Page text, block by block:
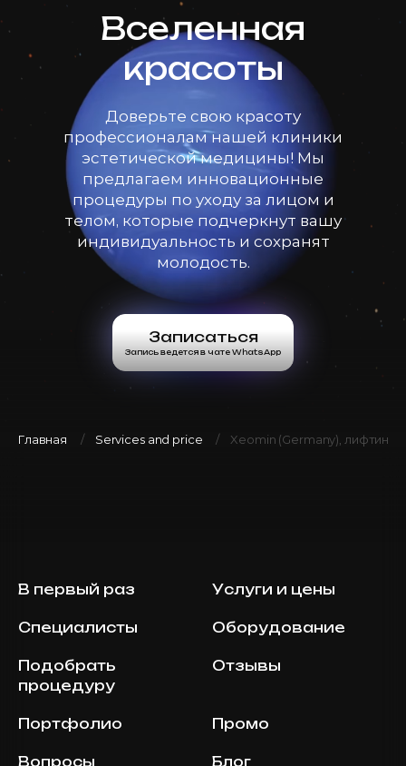
Вселенная
красоты
Доверьте свою красоту
профессионалам нашей клиники
эстетической медицины! Мы
предлагаем инновационные
процедуры по уходу за лицом и
телом, которые подчеркнут вашу
индивидуальность и сохранят
молодость.
Записаться
Запись ведется в чате WhatsApp
Главная Services and price Xeomin (Germany), лифтинг
В первый раз Услуги и цены
Специалисты Оборудование
Подобрать
процедуру
Отзывы
Портфолио Промо
Вопросы Блог